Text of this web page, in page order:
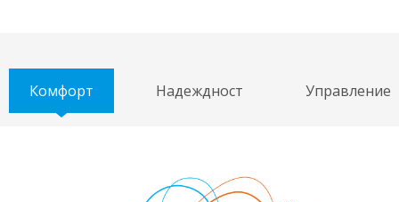
Комфорт Надеждност Управление